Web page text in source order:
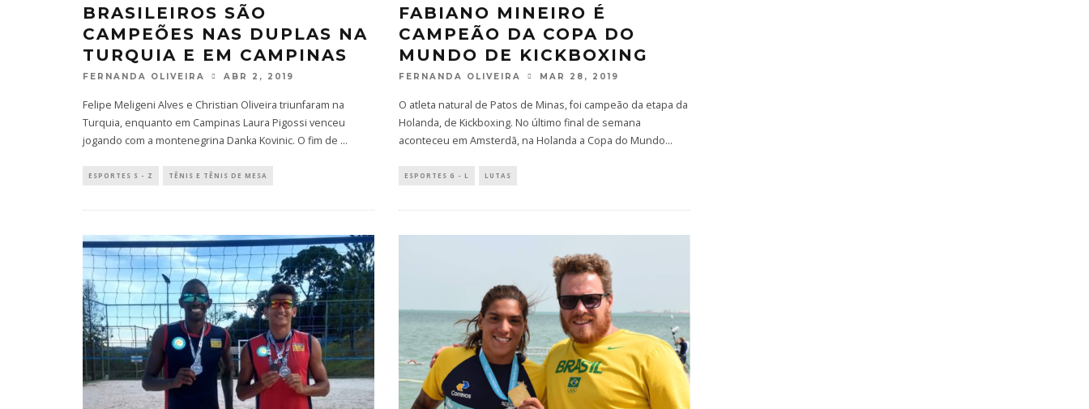
BRASILEIROS SÃO
CAMPEÕES NAS DUPLAS NA
TURQUIA E EM CAMPINAS
FERNANDA OLIVEIRA ABR 2, 2019
Felipe Meligeni Alves e Christian Oliveira triunfaram na
Turquia, enquanto em Campinas Laura Pigossi venceu
jogando com a montenegrina Danka Kovinic. O fim de ...
ESPORTES S - Z TÊNIS E TÊNIS DE MESA
FABIANO MINEIRO É
CAMPEÃO DA COPA DO
MUNDO DE KICKBOXING
FERNANDA OLIVEIRA MAR 28, 2019
O atleta natural de Patos de Minas, foi campeão da etapa da
Holanda, de Kickboxing. No último final de semana
aconteceu em Amsterdã, na Holanda a Copa do Mundo...
ESPORTES G - L LUTAS